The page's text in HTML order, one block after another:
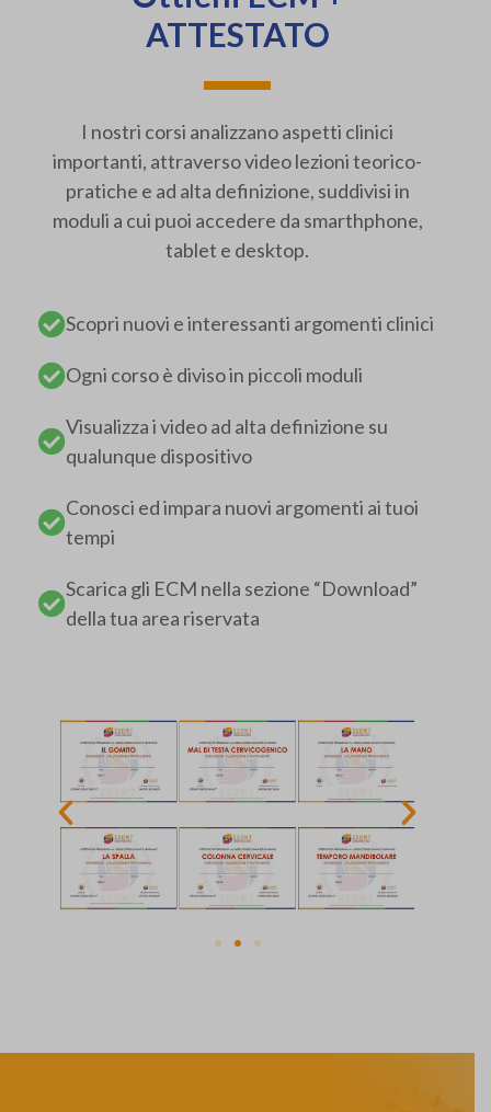
ATTESTATO
I nostri corsi analizzano aspetti clinici
importanti, attraverso video lezioni teorico-
pratiche e ad alta definizione, suddivisi in
moduli a cui puoi accedere da smarthphone,
tablet e desktop.
Scopri nuovi e interessanti argomenti clinici
Ogni corso è diviso in piccoli moduli
Visualizza i video ad alta definizione su
qualunque dispositivo
Conosci ed impara nuovi argomenti ai tuoi
tempi
Scarica gli ECM nella sezione “Download”
della tua area riservata